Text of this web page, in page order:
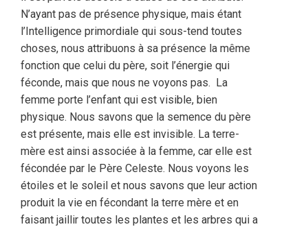
N’ayant pas de présence physique, mais étant
l’Intelligence primordiale qui sous-tend toutes
choses, nous attribuons à sa présence la même
fonction que celui du père, soit l’énergie qui
féconde, mais que nous ne voyons pas. La
femme porte l’enfant qui est visible, bien
physique. Nous savons que la semence du père
est présente, mais elle est invisible. La terre-
mère est ainsi associée à la femme, car elle est
fécondée par le Père Celeste. Nous voyons les
étoiles et le soleil et nous savons que leur action
produit la vie en fécondant la terre mère et en
faisant jaillir toutes les plantes et les arbres qui a